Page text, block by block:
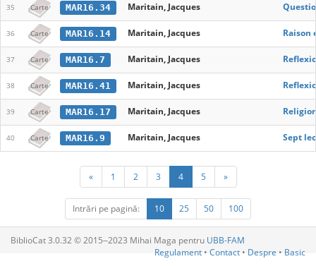
35 Carte MAR16.34 Maritain, Jacques
36 Carte MAR16.14 Maritain, Jacques Raison
37 Carte MAR16.7 Maritain, Jacques
38 Carte MAR16.41 Maritain, Jacques
39 Carte MAR16.17 Maritain, Jacques
40 Carte MAR16.9 Maritain, Jacques Sept
« 1 2 3 4 5 »
Intrări pe pagină: 10 25 50 100
BiblioCat 3.0.32 © 2015‒2023 Mihai Maga pentru UBB-FAM
Regulament • Contact • Despre • Basic